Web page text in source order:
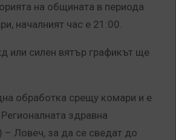
на общината в периода
началният час е 21:00.
или силен вятър графикът ще
обработка срещу комари и е
здравна
– Ловеч, за да се сведат до